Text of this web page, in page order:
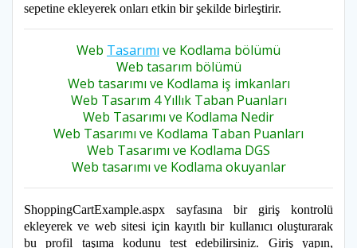
sepetine ekleyerek onları etkin bir şekilde birleştirir.
Web Tasarımı ve Kodlama bölümü
Web tasarım bölümü
Web tasarımı ve Kodlama iş imkanları
Web Tasarım 4 Yıllık Taban Puanları
Web Tasarımı ve Kodlama Nedir
Web Tasarımı ve Kodlama Taban Puanları
Web Tasarımı ve Kodlama DGS
Web tasarımı ve Kodlama okuyanlar
ShoppingCartExample.aspx sayfasına bir giriş kontrolü
ekleyerek ve web sitesi için kayıtlı bir kullanıcı oluşturarak
bu profil taşıma kodunu test edebilirsiniz. Giriş yapın,